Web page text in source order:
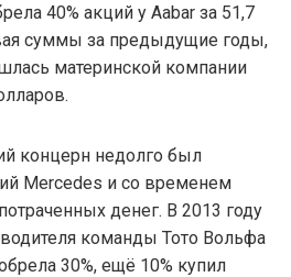
40% акций у Aabar за 51,7
суммы за предыдущие годы,
материнской компании
концерн недолго был
Mercedes и со временем
денег. В 2013 году
команды Тото Вольфа
30%, ещё 10% купил